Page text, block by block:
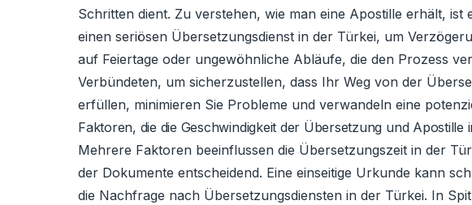
Schritten dient. Zu verstehen, wie man eine Apostille erhält,
einen seriösen Übersetzungsdienst in der Türkei, um
auf Feiertage oder ungewöhnliche Abläufe, die den Prozess
Verbündeten, um sicherzustellen, dass Ihr Weg von der
erfüllen, minimieren Sie Probleme und verwandeln eine
Faktoren, die die Geschwindigkeit der Übersetzung und Apostille
Mehrere Faktoren beeinflussen die Übersetzungszeit in der
der Dokumente entscheidend. Eine einseitige Urkunde kann
die Nachfrage nach Übersetzungsdiensten in der Türkei. In